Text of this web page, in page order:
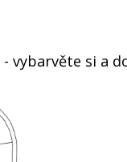
- vybarvěte si a